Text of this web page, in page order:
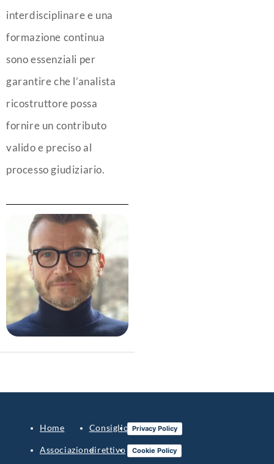
interdisciplinare e una
formazione continua
sono essenziali per
garantire che l’analista
ricostruttore possa
fornire un contributo
valido e preciso al
processo giudiziario.
Home
Associazione
Consiglio
direttivo
Blog
Contatti
Privacy Policy
Cookie Policy